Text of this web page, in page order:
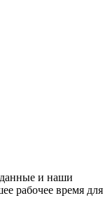
и наши
рабочее время для